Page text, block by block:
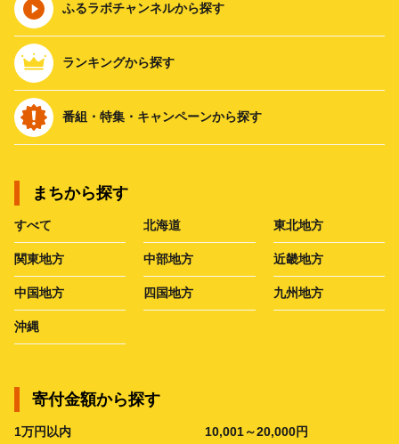
ふるラボチャンネルから探す
ランキングから探す
番組・特集・キャンペーンから探す
まちから探す
すべて 北海道 東北地方
関東地方 中部地方 近畿地方
中国地方 四国地方 九州地方
沖縄
寄付金額から探す
1万円以内 10,001～20,000円